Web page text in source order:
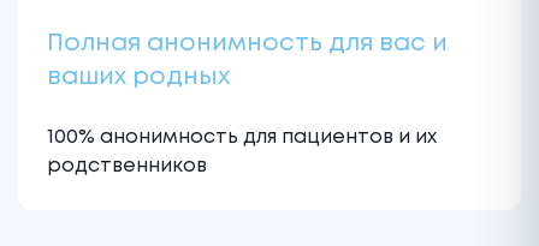
Полная анонимность для вас и
ваших родных
100% анонимность для пациентов и их
родственников